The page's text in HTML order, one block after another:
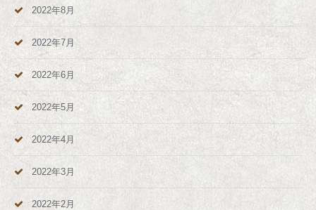
2022年8月
2022年7月
2022年6月
2022年5月
2022年4月
2022年3月
2022年2月